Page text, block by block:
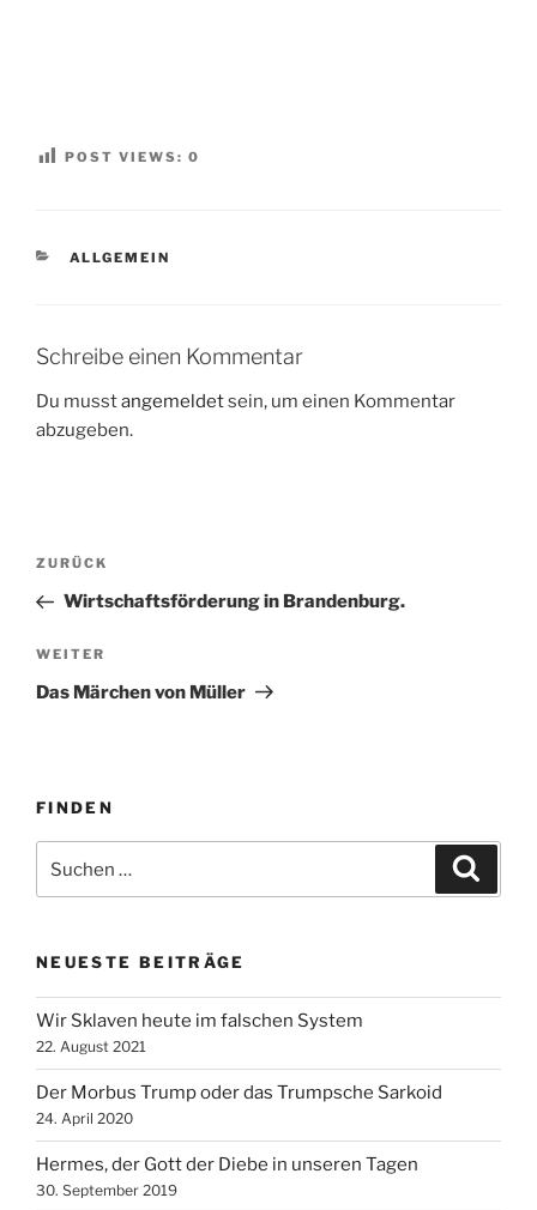
POST VIEWS: 0
KATEGORIEN
ALLGEMEIN
Schreibe einen Kommentar
Du musstangemeldetsein, um einen Kommentar
abzugeben.
Beitragsnavigation
Vorheriger
Beitrag
ZURÜCK
Wirtschaftsförderung in Brandenburg.
Nächster
Beitrag
WEITER
Das Märchen von Müller
FINDEN
nach:
NEUESTE BEITRÄGE
Wir Sklaven heute im falschen System
22. August 2021
Der Morbus Trump oder das Trumpsche Sarkoid
24. April 2020
Hermes, der Gott der Diebe in unseren Tagen
30. September 2019